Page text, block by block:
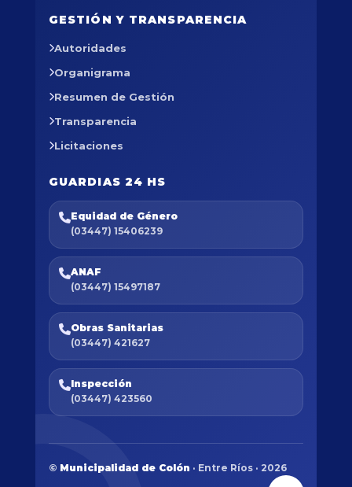
GESTIÓN Y TRANSPARENCIA
Autoridades
Organigrama
Resumen de Gestión
Transparencia
Licitaciones
GUARDIAS 24 HS
Equidad de Género
(03447) 15406239
ANAF
(03447) 15497187
Obras Sanitarias
(03447) 421627
Inspección
(03447) 423560
© Municipalidad de Colón · Entre Ríos · 2026